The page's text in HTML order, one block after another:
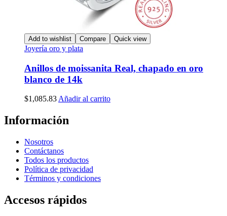
Add to wishlist Compare Quick view
Joyería oro y plata
Anillos de moissanita Real, chapado en oro
blanco de 14k
$1,085.83 Añadir al carrito
Información
Nosotros
Contáctanos
Todos los productos
Política de privacidad
Términos y condiciones
Accesos rápidos